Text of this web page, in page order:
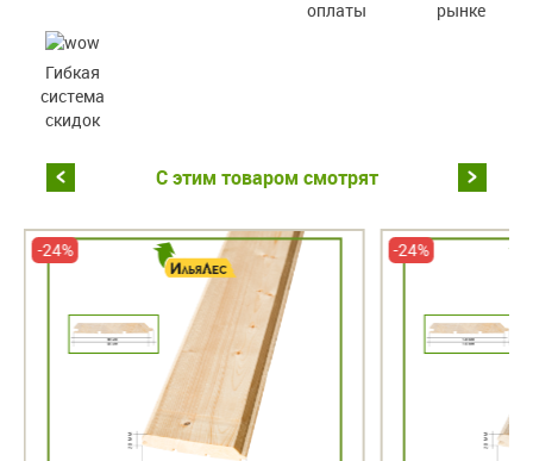
оплаты рынке
Гибкая
система
скидок
С этим товаром смотрят
-24% -24%